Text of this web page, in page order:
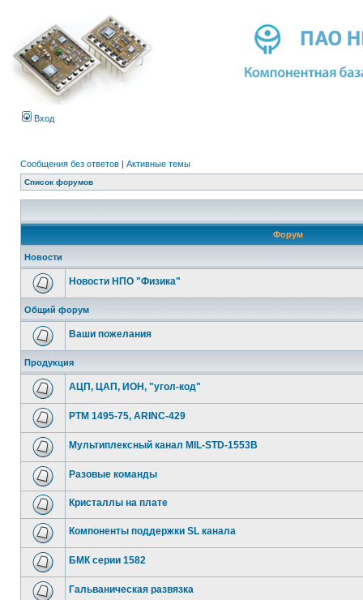
Вход
Сообщения без ответов | Активные темы
Список форумов
Форум
Новости
Новости НПО "Физика"
Общий форум
Ваши пожелания
Продукция
АЦП, ЦАП, ИОН, "угол-код"
РТМ 1495-75, ARINC-429
Мультиплексный канал MIL-STD-1553B
Разовые команды
Кристаллы на плате
Компоненты поддержки SL канала
БМК серии 1582
Гальваническая развязка